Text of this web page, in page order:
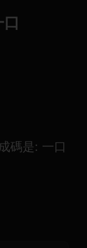
口
碼是: 一口